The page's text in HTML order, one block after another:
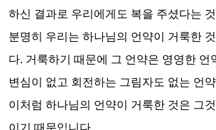
하신 결과로 우리에게도 복을 주셨다는
분명히 우리는 하나님의 언약이 거룩한
다. 거룩하기 때문에 그 언약은 영영한 언
변심이 없고 회전하는 그림자도 없는 언
이처럼 하나님의 언약이 거룩한 것은 그
이기 때문입니다.